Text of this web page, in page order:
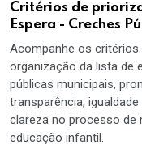
Critérios de
Espera - Creches
Acompanhe os critérios
organização da lista de
públicas municipais,
transparência,
clareza no processo de
educação infantil.